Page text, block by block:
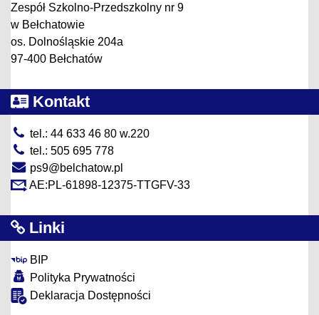
Zespół Szkolno-Przedszkolny nr 9
w Bełchatowie
os. Dolnośląskie 204a
97-400 Bełchatów
Kontakt
tel.: 44 633 46 80 w.220
tel.: 505 695 778
ps9@belchatow.pl
AE:PL-61898-12375-TTGFV-33
Linki
BIP
Polityka Prywatności
Deklaracja Dostępności